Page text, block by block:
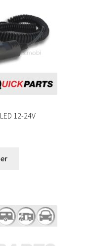
12-24V